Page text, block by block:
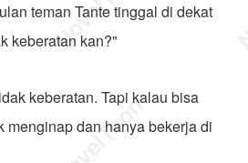
teman Tante tinggal di dekat
keberatan kan?"
keberatan. Tapi kalau bisa
menginap dan hanya bekerja di